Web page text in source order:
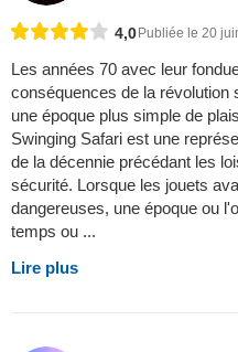
4,0Publiée le 20
Les années 70 avec leur
conséquences de la révolution
une époque plus simple de
Swinging Safari est une
de la décennie précédant les
sécurité. Lorsque les jouets
dangereuses, une époque ou
temps ou ...
Lire plus